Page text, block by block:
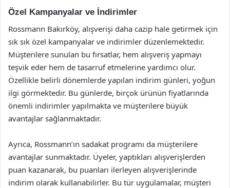
Özel Kampanyalar ve İndirimler
Rossmann Bakırköy, alışverişi daha cazip hale getirmek için
sık sık özel kampanyalar ve indirimler düzenlemektedir.
Müşterilere sunulan bu fırsatlar, hem alışveriş yapmayı
teşvik eder hem de tasarruf etmelerine yardımcı olur.
Özellikle belirli dönemlerde yapılan indirim günleri, yoğun
ilgi görmektedir. Bu günlerde, birçok ürünün fiyatlarında
önemli indirimler yapılmakta ve müşterilere büyük
avantajlar sağlanmaktadır.
Ayrıca, Rossmann’ın sadakat programı da müşterilere
avantajlar sunmaktadır. Üyeler, yaptıkları alışverişlerden
puan kazanarak, bu puanları ilerleyen alışverişlerinde
indirim olarak kullanabilirler. Bu tür uygulamalar, müşteri